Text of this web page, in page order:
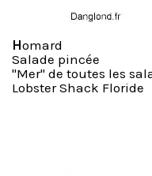
Homard
Salade pincée
"Mer" de toutes les
Lobster Shack Floride